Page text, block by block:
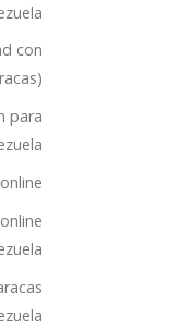
con
para